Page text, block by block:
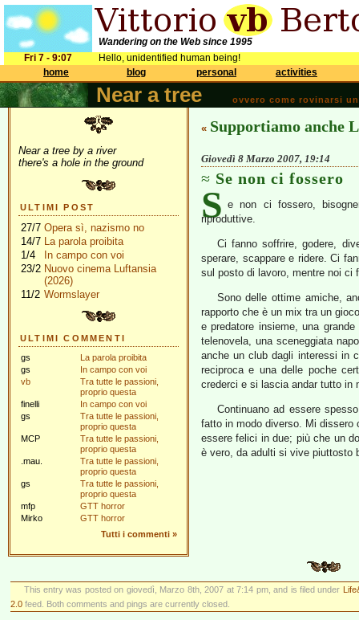
Wandering on the Web since 1995
Fri 7 - 9:07
Hello, unidentified human being!
home
blog personal activities
Near a tree ovvero come rovinarsi
Near a tree by a river
there's a hole in the ground
ULTIMI POST
27/7 Opera sì, nazismo no
14/7 La parola proibita
1/4
In campo con voi
23/2 Nuovo cinema Luftansia
(2026)
11/2 Wormslayer
ULTIMI COMMENTI
gs
La parola proibita
gs
In campo con voi
vb
Tra tutte le passioni,
proprio questa
finelli
In campo con voi
gs
Tra tutte le passioni,
proprio questa
MCP
Tra tutte le passioni,
proprio questa
.mau.
Tra tutte le passioni,
proprio questa
gs
Tra tutte le passioni,
proprio questa
mfp
GTT horror
Mirko
GTT horror
Tutti i commenti »
« Supportiamo anche
Giovedì 8 Marzo 2007, 19:14
Se non ci fossero
S e non ci fossero,
riproduttive.
Ci fanno soffrire, godere,
sperare, scappare e ridere. Ci
sul posto di lavoro, mentre noi ci
Sono delle ottime amiche,
rapporto che è un mix tra un
e predatore insieme, una
telenovela, una sceneggiata
anche un club dagli interessi in
reciproca e una delle poche
crederci e si lascia andar tutto in
Continuano ad essere
fatto in modo diverso. Mi dissero
essere felici in due; più che un
è vero, da adulti si vive piuttosto
This entry was posted on giovedì, Marzo 8th, 2007 at 7:14 pm, and is filed under
2.0 feed. Both comments and pings are currently closed.